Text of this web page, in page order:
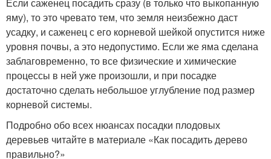
яму), то это чревато тем, что земля неизбежно даст
усадку, и саженец с его корневой шейкой опустится ниже
уровня почвы, а это недопустимо. Если же яма сделана
заблаговременно, то все физические и химические
процессы в ней уже произошли, и при посадке
достаточно сделать небольшое углубление под размер
корневой системы.
Подробно обо всех нюансах посадки плодовых
деревьев читайте в материале «Как посадить дерево
правильно?»